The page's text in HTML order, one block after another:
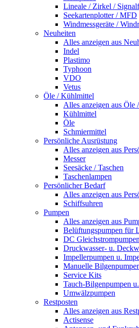
Lineale / Zirkel /
Seekartenplotter / MFD
Windmessgeräte /
Neuheiten
Alles anzeigen aus
Indel
Plastimo
Typhoon
VDO
Vetus
Öle / Kühlmittel
Alles anzeigen aus Öle
Kühlmittel
Öle
Schmiermittel
Persönliche Ausrüstung
Alles anzeigen aus
Messer
Seesäcke / Taschen
Taschenlampen
Persönlicher Bedarf
Alles anzeigen aus
Schiffsuhren
Pumpen
Alles anzeigen aus
Belüftungspumpen für
DC Gleichstrompumpen
Druckwasser- u.
Impellerpumpen u.
Manuelle
Service Kits
Tauch-Bilgenpumpen
Umwälzpumpen
Restposten
Alles anzeigen aus
Actisense